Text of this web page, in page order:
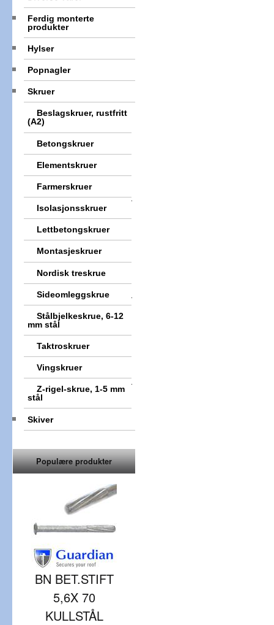
Ferdig monterte
produkter
Hylser
Popnagler
Skruer
Beslagskruer, rustfritt
(A2)
Betongskruer
Elementskruer
Farmerskruer
Isolasjonsskruer
Lettbetongskruer
Montasjeskruer
Nordisk treskrue
Sideomleggskrue
Stålbjelkeskrue, 6-12
mm stål
Taktroskruer
Vingskruer
Z-rigel-skrue, 1-5 mm
stål
Skiver
Populære produkter
BN BET.STIFT
5,6X 70
KULLSTÅL